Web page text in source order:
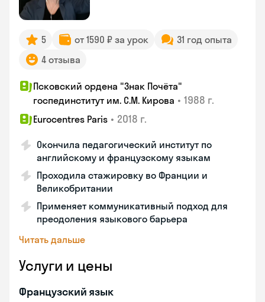
5 от 1590 ₽ за урок
31 год опыта
4 отзыва
Псковский ордена "Знак Почёта"
госпединститут им. С.М. Кирова • 1988 г.
Eurocentres Paris • 2018 г.
Окончила педагогический институт по
английскому и французскому языкам
Проходила стажировку во Франции и
Великобритании
Применяет коммуникативный подход для
преодоления языкового барьера
Читать дальше
Услуги и цены
Французский язык